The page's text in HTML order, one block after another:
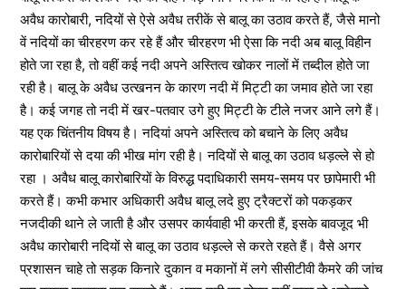
अवैध कारोबारी, नदियों से ऐसे अवैध तरीकें से बालू का उठाव करते हैं, जैसे मानो
वें नदियों का चीरहरण कर रहे हैं और चीरहरण भी ऐसा कि नदी अब बालू विहीन
होते जा रहा है, तो वहीं कई नदी अपने अस्तित्व खोकर नालों में तब्दील होते जा
रही है। बालू के अवैध उत्खनन के कारण नदी में मिट्टी का जमाव होते जा रहा
है। कई जगह तो नदी में खर-पतवार उगे हुए मिट्टी के टीले नजर आने लगे हैं।
यह एक चिंतनीय विषय है। नदियां अपने अस्तित्व को बचाने के लिए अवैध
कारोबारियों से दया की भीख मांग रही है। नदियों से बालू का उठाव धड़ल्ले से हो
रहा । अवैध बालू कारोबारियों के विरुद्ध पदाधिकारी समय-समय पर छापेमारी भी
करते हैं। कभी कभार अधिकारी अवैध बालू लदे हुए ट्रैक्टरों को पकड़कर
नजदीकी थाने ले जाती है और उसपर कार्यवाही भी करती हैं, इसके बावजूद भी
अवैध कारोबारी नदियों से बालू का उठाव धड़ल्ले से करते रहते हैं। वैसे अगर
प्रशासन चाहे तो सड़क किनारे दुकान व मकानों में लगे सीसीटीवी कैमरे की जांच